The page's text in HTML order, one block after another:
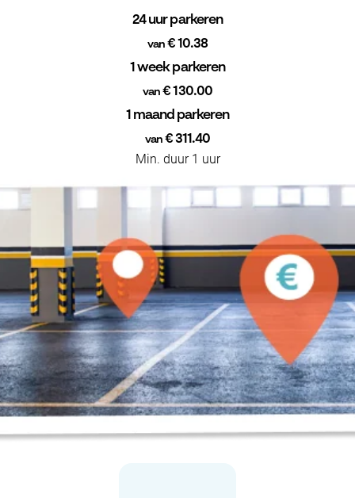
24 uur parkeren
van€ 10.38
1 week parkeren
van € 130.00
1 maand parkeren
van€ 311.40
Min. duur 1 uur